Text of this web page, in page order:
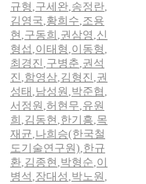
규형 ,구세완,송정란,
김영국,황희수,조용
현 ,구동희 ,권삼영 ,신
형섭 ,이태형 ,이동형 ,
최경진 ,구병춘,권석
진 ,함영삼,김형진 ,권
성태 ,남성원 ,박준협 ,
서정원 ,허현무,유원
희 ,김동현 ,한기흥,목
재균,나희승(한국철
도기술연구원),한규
환,김종현 ,박형순,이
병석 ,장대성 ,박노원 ,